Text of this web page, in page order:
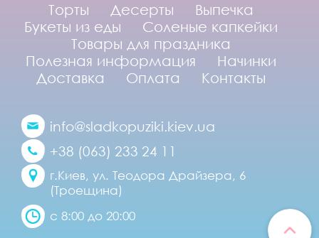
Торты Десерты
Выпечка
Букеты из еды
Соленые капкейки
Товары для праздника
Полезная информация
Начинки
Доставка
Оплата Контакты
info@sladkopuziki.kiev.ua
+38 (063) 233 24 11
г.Киев, ул. Теодора Драйзера, 6
(Троещина)
с 8:00 до 20:00